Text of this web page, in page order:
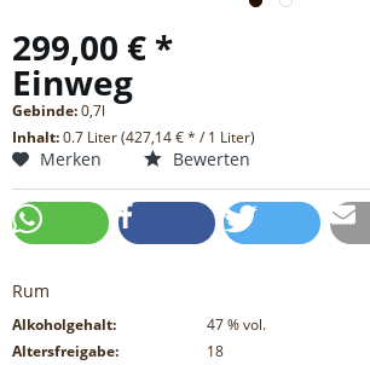
299,00 € *
Einweg
Gebinde:0,7l
Inhalt:0.7 Liter (427,14 € * / 1 Liter)
Merken Bewerten
Rum
Alkoholgehalt: 47% vol.
Altersfreigabe:
18